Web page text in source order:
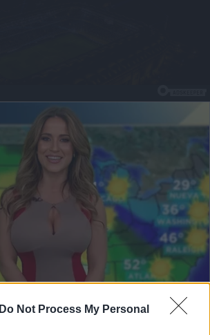
Do Not Process My Personal